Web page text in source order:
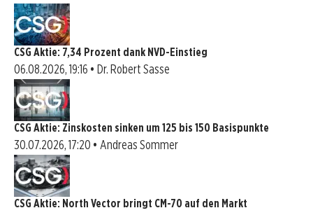
CSG Aktie: 7,34 Prozent dank NVD-Einstieg
06.08.2026, 19:16 • Dr. Robert Sasse
CSG Aktie: Zinskosten sinken um 125 bis 150 Basispunkte
30.07.2026, 17:20 • Andreas Sommer
CSG Aktie: North Vector bringt CM-70 auf den Markt